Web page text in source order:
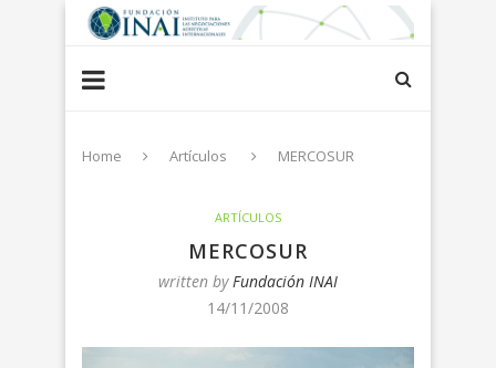
Home Artículos MERCOSUR
ARTÍCULOS
MERCOSUR
written by Fundación INAI
14/11/2008